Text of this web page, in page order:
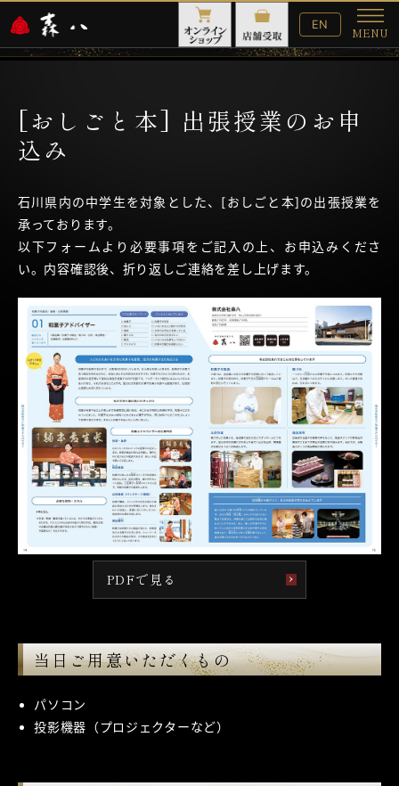
English
Website
EN
MENU
メ
ニ
[おしごと本] 出張授業のお申
込み
石川県内の中学生を対象とした、[おしごと本]の出張授業を
承っております。
以下フォームより必要事項をご記入の上、お申込みくださ
い。内容確認後、折り返しご連絡を差し上げます。
PDFで見る
当日ご用意いただくもの
パソコン
投影機器（プロジェクターなど）